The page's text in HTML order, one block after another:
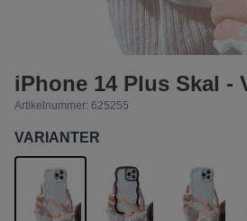
iPhone 14 Plus Skal -
Artikelnummer: 625255
VARIANTER